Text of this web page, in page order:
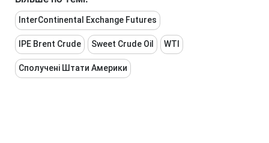
InterContinental Exchange Futures
IPE Brent Crude Sweet Crude Oil WTI
Сполучені Штати Америки